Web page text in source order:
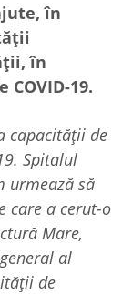
în
în
19.
capacității de
Spitalul
urmează să
care a cerut-o
Mare,
al
de